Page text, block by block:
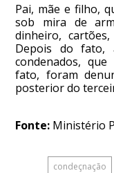
Pai, mãe e filho,
sob mira de
dinheiro,
Depois do fato,
condenados,
fato, foram
posterior do
Fonte: Ministério
condeçnação